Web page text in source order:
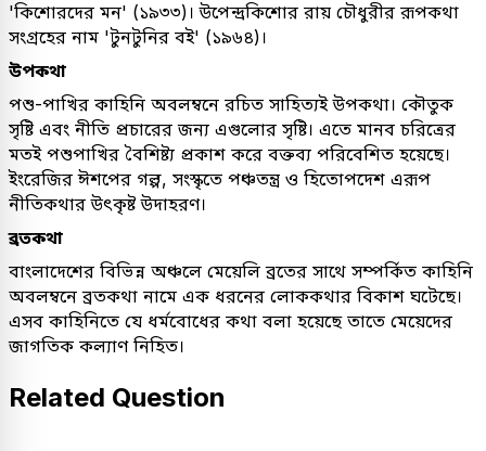
'কিশোরদের মন' (১৯৩৩)। উপেন্দ্রকিশোর রায় চৌধুরীর রূপকথা
সংগ্রহের নাম 'টুনটুনির বই' (১৯৬৪)।
উপকথা
পশু-পাখির কাহিনি অবলম্বনে রচিত সাহিত্যই উপকথা। কৌতুক
সৃষ্টি এবং নীতি প্রচারের জন্য এগুলোর সৃষ্টি। এতে মানব চরিত্রের
মতই পশুপাখির বৈশিষ্ট্য প্রকাশ করে বক্তব্য পরিবেশিত হয়েছে।
ইংরেজির ঈশপের গল্প, সংস্কৃতে পঞ্চতন্ত্র ও হিতোপদেশ এরূপ
নীতিকথার উৎকৃষ্ট উদাহরণ।
ব্রতকথা
বাংলাদেশের বিভিন্ন অঞ্চলে মেয়েলি ব্রতের সাথে সম্পর্কিত কাহিনি
অবলম্বনে ব্রতকথা নামে এক ধরনের লোককথার বিকাশ ঘটেছে।
এসব কাহিনিতে যে ধর্মবোধের কথা বলা হয়েছে তাতে মেয়েদের
জাগতিক কল্যাণ নিহিত।
Related Question